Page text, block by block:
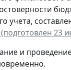
23
и